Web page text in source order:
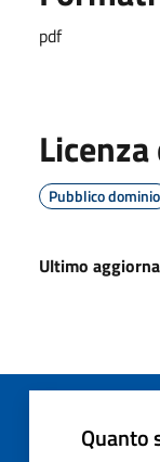
pdf
Pubblico dominio
Ultimo
Quanto